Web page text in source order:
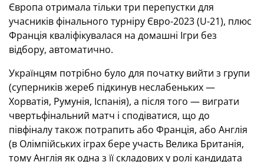
Європа отримала тільки три перепустки для
учасників фінального турніру Євро-2023 (U-21), плюс
Франція кваліфікувалася на домашні Ігри без
відбору, автоматично.
Українцям потрібно було для початку вийти з групи
(суперників жереб підкинув неслабеньких —
Хорватія, Румунія, Іспанія), а після того — виграти
чвертьфінальний матч і сподіватися, що до
півфіналу також потрапить або Франція, або Англія
(в Олімпійських іграх бере участь Велика Британія,
тому Англія як одна з її складових у ролі кандидата